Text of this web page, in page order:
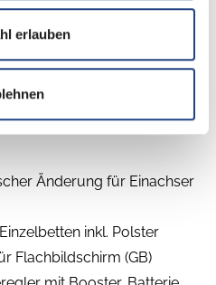
erlauben
Änderung für Einachser
inkl. Polster
Flachbildschirm (GB)